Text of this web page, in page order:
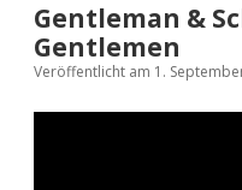
Gentleman &
Gentlemen
Veröffentlicht am 1.